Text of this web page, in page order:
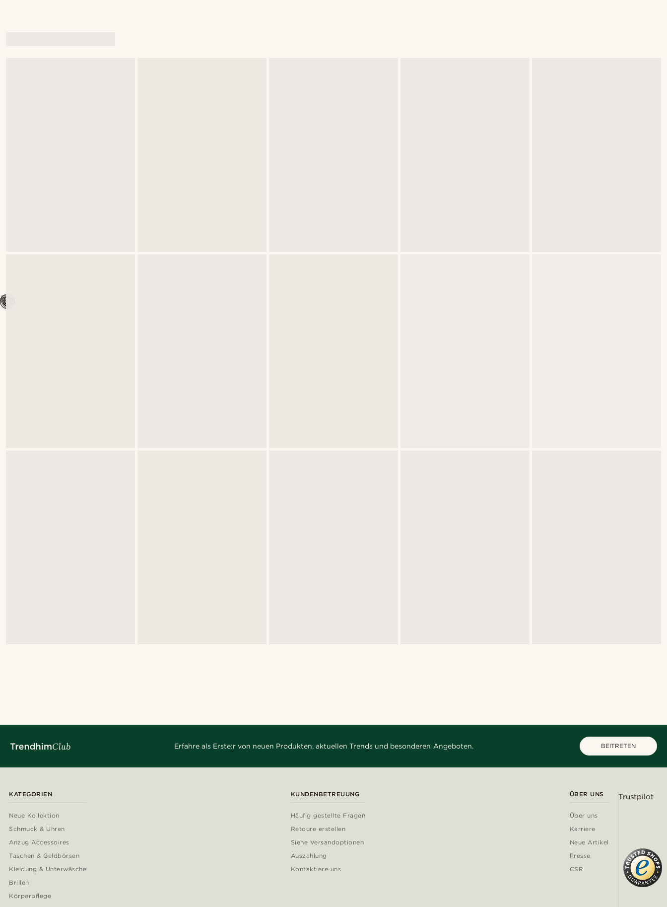
Erfahre als Erste:r von neuen Produkten, aktuellen Trends und besonderen Angeboten. BEITRETEN
KATEGORIEN
Neue Kollektion
Schmuck & Uhren
Anzug Accessoires
Taschen & Geldbörsen
Kleidung & Unterwäsche
Brillen
Körperpflege
KUNDENBETREUUNG
Häufig gestellte Fragen
Retoure erstellen
Siehe Versandoptionen
Auszahlung
Kontaktiere uns
ÜBER UNS
Über uns
Karriere
Neue Artikel
Presse
CSR
Trustpilot